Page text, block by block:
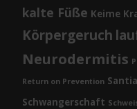
kalte Füße Keime
Körpergeruch
Neurodermitis
Return on Prevention
Schwangerschaft